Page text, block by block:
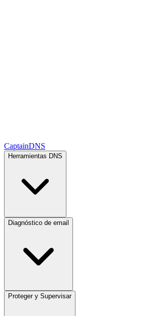
CaptainDNS
Herramientas DNS
Diagnóstico de email
Proteger y Supervisar